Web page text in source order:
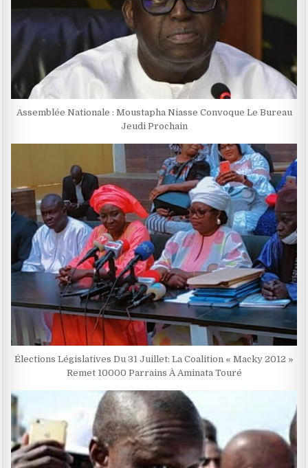
Assemblée Nationale : Moustapha Niasse Convoque Le Bureau
Jeudi Prochain
Élections Législatives Du 31 Juillet: La Coalition « Macky 2012 »
Remet 10000 Parrains À Aminata Touré